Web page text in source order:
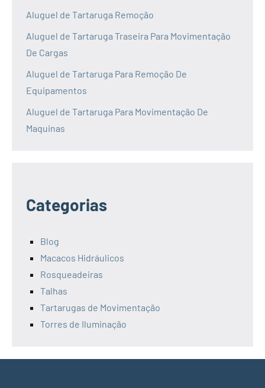
Aluguel de Tartaruga Remoção
Aluguel de Tartaruga Traseira Para Movimentação
De Cargas
Aluguel de Tartaruga Para Remoção De
Equipamentos
Aluguel de Tartaruga Para Movimentação De
Maquinas
Categorias
Blog
Macacos Hidráulicos
Rosqueadeiras
Talhas
Tartarugas de Movimentação
Torres de Iluminação